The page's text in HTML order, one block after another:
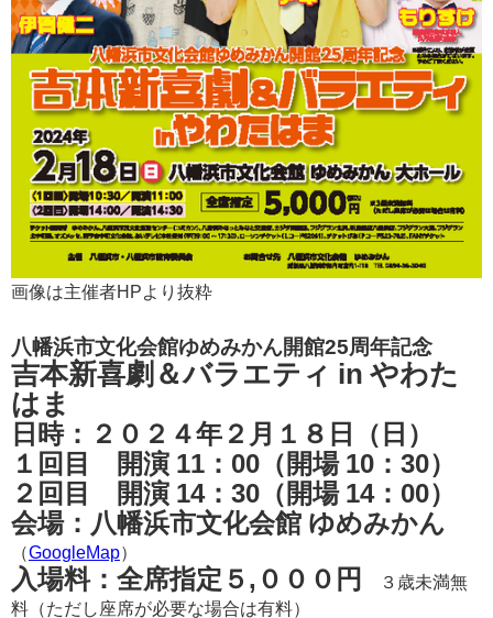
画像は主催者HPより抜粋
八幡浜市文化会館ゆめみかん開館25周年記念
吉本新喜劇＆バラエティ in やわた
はま
日時：２０２４年２月１８日（日）
１回目 開演 11：00（開場 10：30）
２回目 開演 14：30（開場 14：00）
会場：八幡浜市文化会館 ゆめみかん
（GoogleMap）
入場料：全席指定５,０００円
３歳未満無
料（ただし座席が必要な場合は有料）